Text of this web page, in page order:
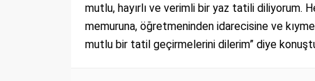
mutlu, hayırlı ve verimli bir yaz tatili diliyorum.
memuruna, öğretmeninden idarecisine ve
mutlu bir tatil geçirmelerini dilerim” diye